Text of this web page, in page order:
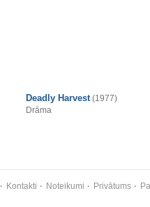
Deadly Harvest (1977)
Drāma
Kontakti Noteikumi Privātums